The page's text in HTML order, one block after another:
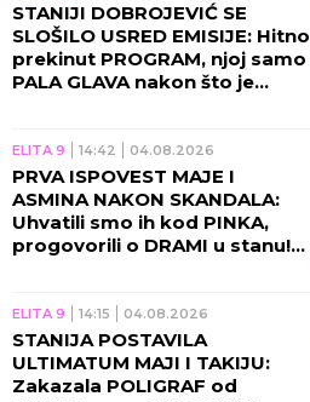
STANIJI DOBROJEVIĆ SE
SLOŠILO USRED EMISIJE: Hitno
prekinut PROGRAM, njoj samo
PALA GLAVA nakon što je
ELITA 9 14:42 04.08.2026
PRVA ISPOVEST MAJE I
ASMINA NAKON SKANDALA:
Uhvatili smo ih kod PINKA,
progovorili o DRAMI u stanu!
ELITA 9 14:15 04.08.2026
STANIJA POSTAVILA
ULTIMATUM MAJI I TAKIJU:
Zakazala POLIGRAF od